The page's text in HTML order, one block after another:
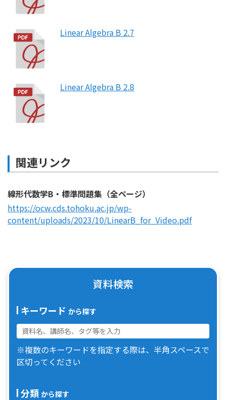
Linear Algebra B 2.7
Linear Algebra B 2.8
関連リンク
線形代数学B・標準問題集（全ページ）
https://ocw.cds.tohoku.ac.jp/wp-
content/uploads/2023/10/LinearB_for_Video.pdf
資料検索
キーワード から探す
※複数のキーワードを指定する際は、半角スペースで
区切ってください
分類 から探す